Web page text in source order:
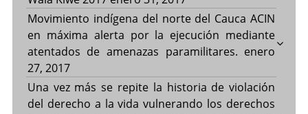
Movimiento indígena del norte del Cauca ACIN
en máxima alerta por la ejecución mediante
atentados de amenazas paramilitares. enero
27, 2017
Una vez más se repite la historia de violación
del derecho a la vida vulnerando los derechos